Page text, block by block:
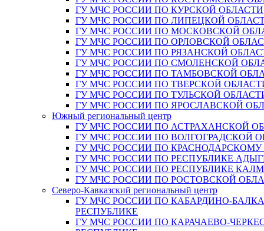
ГУ МЧС РОССИИ ПО КУРСКОЙ ОБЛАСТИ
ГУ МЧС РОССИИ ПО ЛИПЕЦКОЙ
ГУ МЧС РОССИИ ПО МОСКОВСКОЙ
ГУ МЧС РОССИИ ПО ОРЛОВСКОЙ
ГУ МЧС РОССИИ ПО РЯЗАНСКОЙ
ГУ МЧС РОССИИ ПО СМОЛЕНСКОЙ
ГУ МЧС РОССИИ ПО ТАМБОВСКОЙ
ГУ МЧС РОССИИ ПО ТВЕРСКОЙ
ГУ МЧС РОССИИ ПО ТУЛЬСКОЙ
ГУ МЧС РОССИИ ПО ЯРОСЛАВСКОЙ
Южный региональный центр
ГУ МЧС РОССИИ ПО АСТРАХАНСКОЙ
ГУ МЧС РОССИИ ПО ВОЛГОГРАДСКОЙ
ГУ МЧС РОССИИ ПО
ГУ МЧС РОССИИ ПО РЕСПУБЛИКЕ
ГУ МЧС РОССИИ ПО РЕСПУБЛИКЕ
ГУ МЧС РОССИИ ПО РОСТОВСКОЙ
Северо-Кавказский региональный центр
ГУ МЧС РОССИИ ПО КАБАРДИНО-
РЕСПУБЛИКЕ
ГУ МЧС РОССИИ ПО КАРАЧАЕВО-